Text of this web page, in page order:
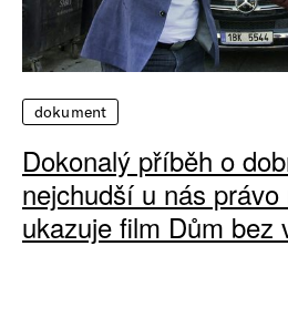
dokument
Dokonalý příběh o
nejchudší u nás právo
ukazuje film Dům bez